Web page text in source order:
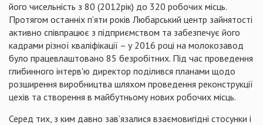
його чисельність з 80 (2012рік) до 320 робочих місць.
Протягом останніх п’яти років Любарський центр зайнятості
активно співпрацює з підприємством та забезпечує його
кадрами різної кваліфікації – у 2016 році на молокозавод
було працевлаштовано 85 безробітних. Під час проведення
глибинного інтерв'ю директор поділився планами щодо
розширення виробництва шляхом проведення реконструкції
цехів та створення в майбутньому нових робочих місць.
Серед тих, з ким давно зав’язалися взаємовигідні стосунки і